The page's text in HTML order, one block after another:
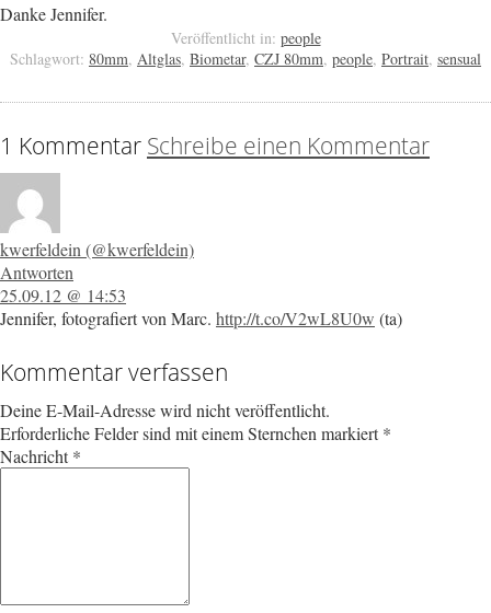
Danke Jennifer.
Veröffentlicht in: people
Schlagwort: 80mm, Altglas, Biometar, CZJ 80mm, people, Portrait, sensual
1 Kommentar Schreibe einen Kommentar
kwerfeldein (@kwerfeldein)
Antworten
25.09.12 @ 14:53
Jennifer, fotografiert von Marc. http://t.co/V2wL8U0w (ta)
Kommentar verfassen
Deine E-Mail-Adresse wird nicht veröffentlicht.
Erforderliche Felder sind mit einem Sternchen markiert*
Nachricht*